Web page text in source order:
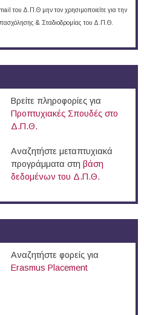
του Δ.Π.Θ μην τον χρησιμοποιείτε για την
& Σταδιοδρομίας του Δ.Π.Θ.
Βρείτε πληροφορίες για
Προπτυχιακές Σπουδές στο
Δ.Π.Θ.
Αναζητήστε μεταπτυχιακά
προγράμματα στη βάση
δεδομένων του Δ.Π.Θ.
Αναζητήστε φορείς για
Erasmus Placement